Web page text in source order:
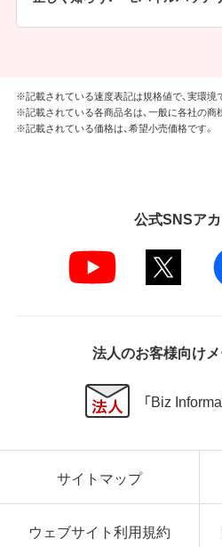
※記載されている速度表記は規格値で、実環境
※記載されている各商品名は、一般に各社の商
※記載されている価格は、希望小売価格です。
公式SNSア
法人のお客様向け
「Biz
サイトマップ
ウェブサイト利用規約